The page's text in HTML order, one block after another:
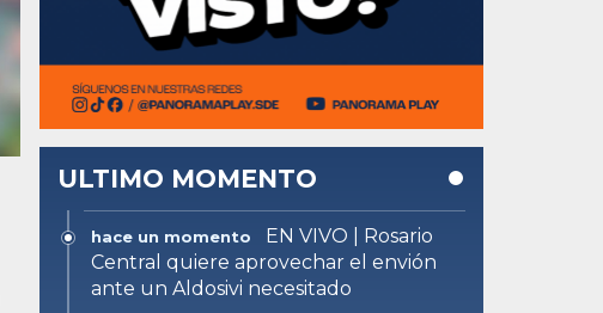
ULTIMO MOMENTO
hace un momento
EN VIVO | Rosario
Central quiere aprovechar el envión
ante un Aldosivi necesitado